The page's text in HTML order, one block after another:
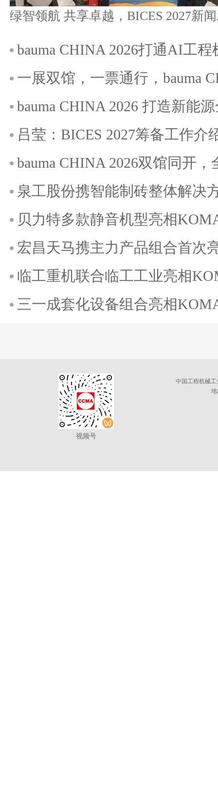
bauma CHINA 2026打通AI工
一展双馆，一票通行，bauma
bauma CHINA 2026 打造新能
吕莹：BICES 2027筹备工作介
bauma CHINA 2026双馆同开
泉工股份携智能制砖整体解决
贝力特多款静音机型亮相
宏昌天马携主力产品组合首次
临工重机联合临工工业亮相
三一成套化设备组合亮相
视频号
中国工程机械
地